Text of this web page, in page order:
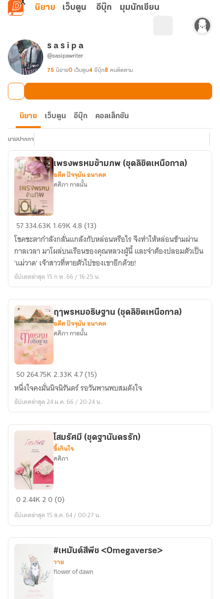
ข้ามไปยังเนื้อหาหลัก
นิยาย เว็บตูน อีบุ๊ก มุมนักเขียน
s a s i p a
@sasipawriter
75 นิยาย0 เว็บตูน4 อีบุ๊ก8 คนติดตาม
นิยาย เว็บตูน อีบุ๊ก คอลเล็กชัน
นามปากกา
เพรง
พรหม
ข้าม
ภพ
(ชุด
ลิขิต
กาล)
เพรงพรหมข้ามภพ (ชุดลิขิตเหนือกาล)
อดีต ปัจจุบัน อนาคต
ศศิภา กาลนั้น
57334.63K 1.69K4.8 (13)
โชคชะตากำลังกลั่นแกล้งกับหล่อนหรือไร จึงทำให้หล่อนข้ามผ่าน
กาลเวลา มาโผล่บนเรือนของคุณหลวงผู้นี้ และจำต้องปลอมตัวเป็น
'แม่วาด' เจ้าสาวที่หายตัวไปของเขาอีกด้วย!
อัปเดตล่าสุด 15 ก.พ. 66 / 16:25 น.
ฤๅ
พรหม
อธิษฐาน
(ชุด
เหนือ
กาล)
ฤๅพรหมอธิษฐาน (ชุดลิขิตเหนือกาล)
อดีต ปัจจุบัน อนาคต
ศศิภา กาลนั้น
50264.75K2.33K4.7 (15)
หนึ่งใจคงมั่นนิจนิรันดร์ รอวันพานพบสมดังใจ
อัปเดตล่าสุด 24 ม.ค. 66 / 20:24 น.
โสม
(ชุด
โสมรัศมี (ชุดฐานันดรรัก)
ซึ้งกินใจ
ศศิภา
02.44K20 (0)
อัปเดตล่าสุด 15 ส.ค. 64 / 00:27 น.
#เหมันต์สีพีช <Omegaverse>
วาย
flower of dawn